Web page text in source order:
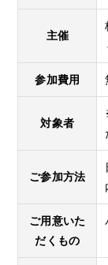
主催
参加費用
対象者
ご参加方法
ご用意いた
だくもの